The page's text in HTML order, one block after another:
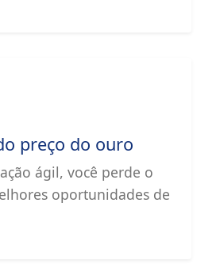
preço do ouro
ágil, você perde o
oportunidades de